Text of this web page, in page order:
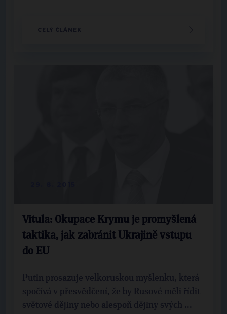
CELÝ ČLÁNEK
Vitula: Okupace Krymu je promyšlená
taktika, jak zabránit Ukrajině vstupu
do EU
Putin prosazuje velkoruskou myšlenku, která
spočívá v přesvědčení, že by Rusové měli řídit
světové dějiny nebo alespoň dějiny svých ...